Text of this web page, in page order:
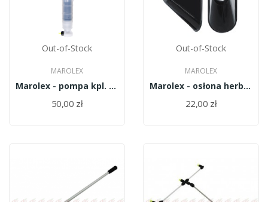
Out-of-Stock
MAROLEX
Marolex - pompa kpl. TITAN 12,16,20-II T5C
50,00 zł
Out-of-Stock
MAROLEX
Marolex - osłona herbicydowa
22,00 zł